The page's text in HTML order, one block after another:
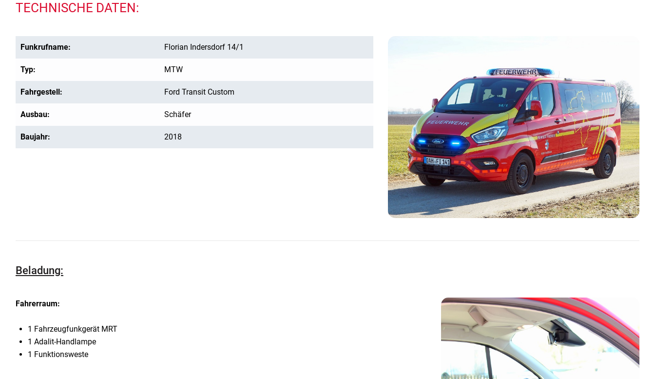
TECHNISCHE DATEN:
Funkrufname: Florian Indersdorf 14/1
Typ: MTW
Fahrgestell: Ford Transit Custom
Ausbau: Schäfer
Baujahr: 2018
Beladung:
Fahrerraum:
1 Fahrzeugfunkgerät MRT
1 Adalit-Handlampe
1 Funktionsweste